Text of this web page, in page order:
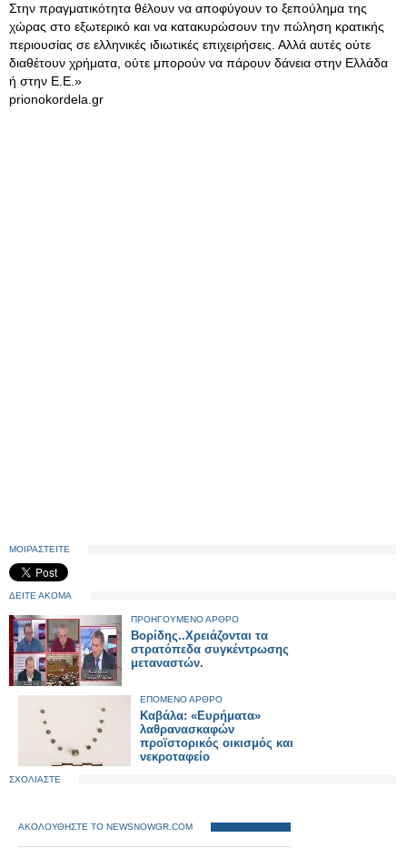
Στην πραγματικότητα θέλουν να αποφύγουν το ξεπούλημα της
χώρας στο εξωτερικό και να κατακυρώσουν την πώληση κρατικής
περιουσίας σε ελληνικές ιδιωτικές επιχειρήσεις. Αλλά αυτές ούτε
διαθέτουν χρήματα, ούτε μπορούν να πάρουν δάνεια στην Ελλάδα
ή στην Ε.Ε.»
prionokordela.gr
ΜΟΙΡΑΣΤΕΙΤΕ
ΔΕΙΤΕ ΑΚΟΜΑ
ΠΡΟΗΓΟΥΜΕΝΟ ΑΡΘΡΟ
Βορίδης..Χρειάζονται τα
στρατόπεδα συγκέντρωσης
μεταναστών.
ΕΠΟΜΕΝΟ ΑΡΘΡΟ
Καβάλα: «Ευρήματα»
λαθρανασκαφών
προϊστορικός οικισμός και
νεκροταφείο
ΣΧΟΛΙΑΣΤΕ
ΑΚΟΛΟΥΘΗΣΤΕ ΤΟ NEWSNOWGR.COM